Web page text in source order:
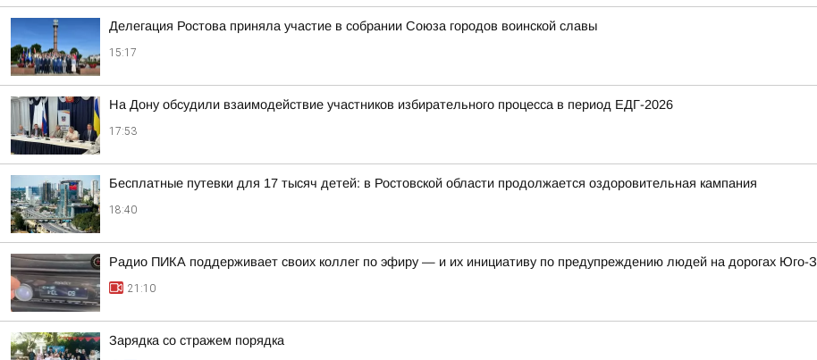
Делегация Ростова приняла участие в собрании Союза городов воинской славы
15:17
На Дону обсудили взаимодействие участников избирательного процесса в период ЕДГ-2026
17:53
Бесплатные путевки для 17 тысяч детей: в Ростовской области продолжается оздоровительная кампания
18:40
Радио ПИКА поддерживает своих коллег по эфиру — и их инициативу по предупреждению людей на дорогах Юго-
21:10
Зарядка со стражем порядка